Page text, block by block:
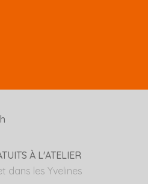
À L'ATELIER
dans les Yvelines